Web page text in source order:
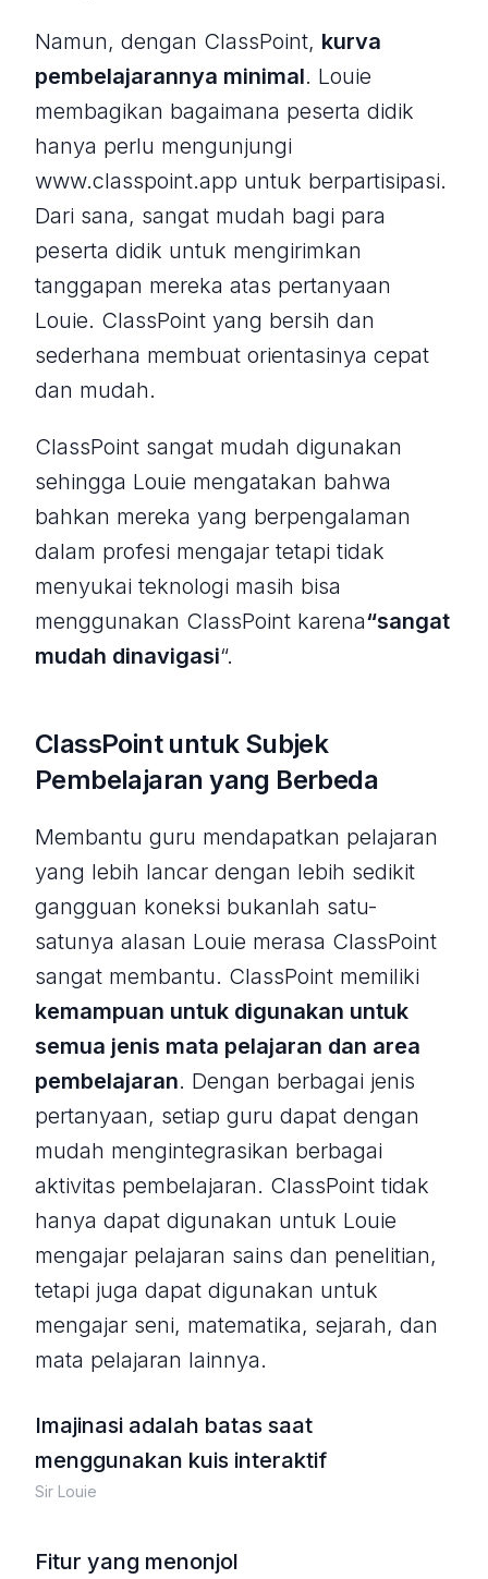
Namun, dengan ClassPoint, kurva
pembelajarannya minimal. Louie
membagikan bagaimana peserta didik
hanya perlu mengunjungi
www.classpoint.app untuk berpartisipasi.
Dari sana, sangat mudah bagi para
peserta didik untuk mengirimkan
tanggapan mereka atas pertanyaan
Louie. ClassPoint yang bersih dan
sederhana membuat orientasinya cepat
dan mudah.
ClassPoint sangat mudah digunakan
sehingga Louie mengatakan bahwa
bahkan mereka yang berpengalaman
dalam profesi mengajar tetapi tidak
menyukai teknologi masih bisa
menggunakan ClassPoint karena“sangat
mudah dinavigasi“.
ClassPoint untuk Subjek
Pembelajaran yang Berbeda
Membantu guru mendapatkan pelajaran
yang lebih lancar dengan lebih sedikit
gangguan koneksi bukanlah satu-
satunya alasan Louie merasa ClassPoint
sangat membantu. ClassPoint memiliki
kemampuan untuk digunakan untuk
semua jenis mata pelajaran dan area
pembelajaran. Dengan berbagai jenis
pertanyaan, setiap guru dapat dengan
mudah mengintegrasikan berbagai
aktivitas pembelajaran. ClassPoint tidak
hanya dapat digunakan untuk Louie
mengajar pelajaran sains dan penelitian,
tetapi juga dapat digunakan untuk
mengajar seni, matematika, sejarah, dan
mata pelajaran lainnya.
Imajinasi adalah batas saat
menggunakan kuis interaktif
Sir Louie
Fitur yang menonjol